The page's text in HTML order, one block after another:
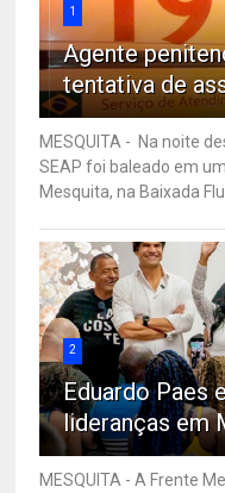
1
Agente
tentativa de
MESQUITA - Na noite
SEAP foi baleado em
Mesquita, na Baixada
2
Eduardo Paes
lideranças em
MESQUITA - A Frente